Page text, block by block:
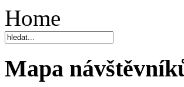
Home
Mapa